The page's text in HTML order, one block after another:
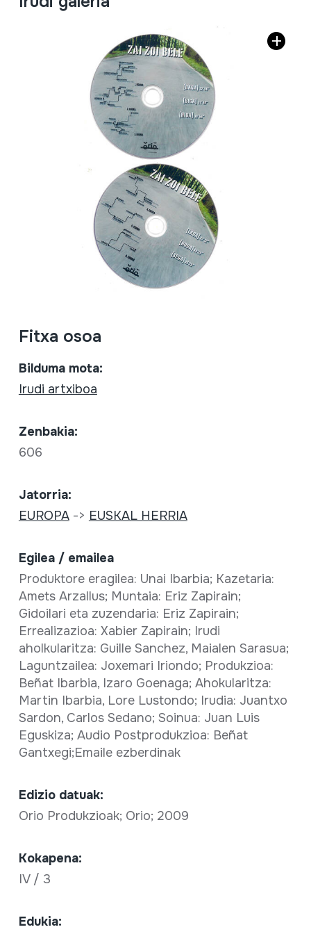
Fitxa osoa
Bilduma mota:
Irudi artxiboa
Zenbakia:
606
Jatorria:
EUROPA-> EUSKAL HERRIA
Egilea / emailea
Produktore eragilea: Unai Ibarbia; Kazetaria:
Amets Arzallus; Muntaia: Eriz Zapirain;
Gidoilari eta zuzendaria: Eriz Zapirain;
Errealizazioa: Xabier Zapirain; Irudi
aholkularitza: Guille Sanchez, Maialen Sarasua;
Laguntzailea: Joxemari Iriondo; Produkzioa:
Beñat Ibarbia, Izaro Goenaga; Ahokularitza:
Martin Ibarbia, Lore Lustondo; Irudia: Juantxo
Sardon, Carlos Sedano; Soinua: Juan Luis
Eguskiza; Audio Postprodukzioa: Beñat
Gantxegi;Emaile ezberdinak
Edizio datuak:
Orio Produkzioak; Orio; 2009
Kokapena:
IV / 3
Edukia: